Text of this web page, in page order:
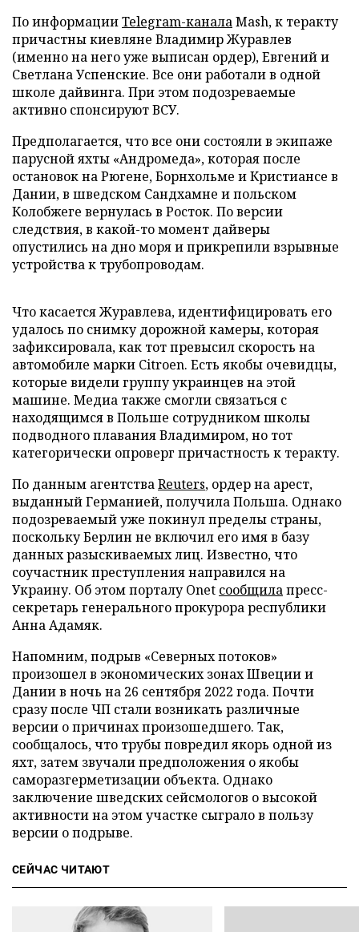
По информацииTelegram-каналаMash, к теракту
причастны киевляне Владимир Журавлев
(именно на него уже выписан ордер), Евгений и
Светлана Успенские. Все они работали в одной
школе дайвинга. При этом подозреваемые
активно спонсируют ВСУ.
Предполагается, что все они состояли в экипаже
парусной яхты «Андромеда», которая после
остановок на Рюгене, Борнхольме и Кристиансе в
Дании, в шведском Сандхамне и польском
Колобжеге вернулась в Росток. По версии
следствия, в какой-то момент дайверы
опустились на дно моря и прикрепили взрывные
устройства к трубопроводам.
Что касается Журавлева, идентифицировать его
удалось по снимку дорожной камеры, которая
зафиксировала, как тот превысил скорость на
автомобиле марки Citroen. Есть якобы очевидцы,
которые видели группу украинцев на этой
машине. Медиа также смогли связаться с
находящимся в Польше сотрудником школы
подводного плавания Владимиром, но тот
категорически опроверг причастность к теракту.
По данным агентстваReuters, ордер на арест,
выданный Германией, получила Польша. Однако
подозреваемый уже покинул пределы страны,
поскольку Берлин не включил его имя в базу
данных разыскиваемых лиц. Известно, что
соучастник преступления направился на
Украину. Об этом порталу Onet сообщилапресс-
секретарь генерального прокурора республики
Анна Адамяк.
Напомним, подрыв «Северных потоков»
произошел в экономических зонах Швеции и
Дании в ночь на 26 сентября 2022 года. Почти
сразу после ЧП стали возникать различные
версии о причинах произошедшего. Так,
сообщалось, что трубы повредил якорь одной из
яхт, затем звучали предположения о якобы
саморазгерметизации объекта. Однако
заключение шведских сейсмологов о высокой
активности на этом участке сыграло в пользу
версии о подрыве.
СЕЙЧАС ЧИТАЮТ